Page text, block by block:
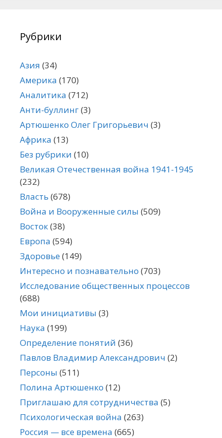
Рубрики
Азия (34)
Америка (170)
Аналитика (712)
Анти-буллинг(3)
Артюшенко Олег Григорьевич (3)
Африка (13)
Без рубрики (10)
Великая Отечественная война 1941-1945
(232)
Власть (678)
Война и Вооруженные силы (509)
Восток(38)
Европа (594)
Здоровье(149)
Интересно и познавательно (703)
Исследование общественных процессов
(688)
Мои инициативы (3)
Наука (199)
Определение понятий (36)
Павлов Владимир Александрович (2)
Персоны (511)
Полина Артюшенко (12)
Приглашаю для сотрудничества (5)
Психологическая война (263)
Россия — все времена (665)